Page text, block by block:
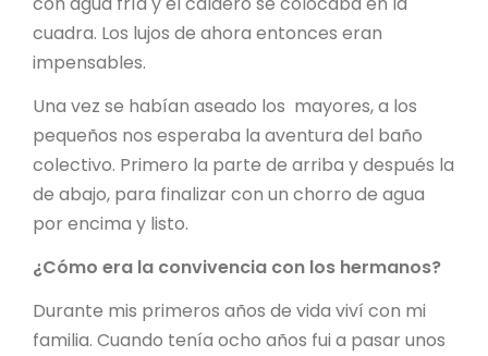
cuadra. Los lujos de ahora entonces eran
impensables.
Una vez se habían aseado los mayores, a los
pequeños nos esperaba la aventura del baño
colectivo. Primero la parte de arriba y después la
de abajo, para finalizar con un chorro de agua
por encima y listo.
¿Cómo era la convivencia con los hermanos?
Durante mis primeros años de vida viví con mi
familia. Cuando tenía ocho años fui a pasar unos